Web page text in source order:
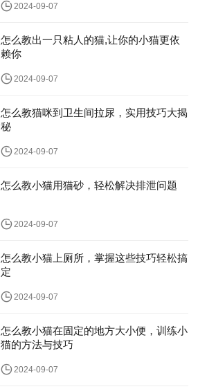
2024-09-07
怎么教出一只粘人的猫,让你的小猫更依
赖你
2024-09-07
怎么教猫咪到卫生间拉尿，实用技巧大揭
秘
2024-09-07
怎么教小猫用猫砂，轻松解决排泄问题
2024-09-07
怎么教小猫上厕所，掌握这些技巧轻松搞
定
2024-09-07
怎么教小猫在固定的地方大小便，训练小
猫的方法与技巧
2024-09-07